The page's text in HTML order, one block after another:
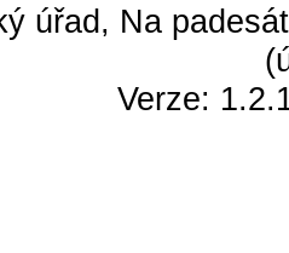
úřad, Na
Verze: